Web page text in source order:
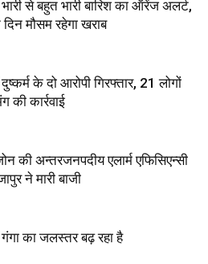
भारी से बहुत भारी बारिश का ऑरेंज अलर्ट,
मौसम रहेगा खराब
दुष्कर्म के दो आरोपी गिरफ्तार, 21 लोगों
की कार्रवाई
की अन्तरजनपदीय एलार्म एफिसिएन्सी
ने मारी बाजी
गंगा का जलस्तर बढ़ रहा है